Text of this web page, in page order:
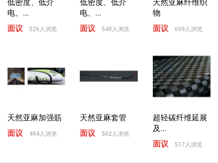
低密度、低介
电、...
面议
526人浏览
低密度、低介
电、...
面议
548人浏览
天然亚麻纤维织
物
面议
609人浏览
天然亚麻加强筋
面议
494人浏览
天然亚麻套管
面议
502人浏览
超轻碳纤维延展
及...
面议
517人浏览